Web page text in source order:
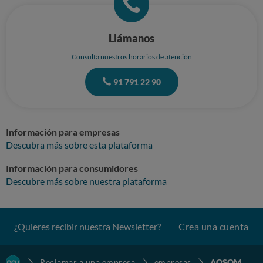
Llámanos
Consulta nuestros horarios de atención
91 791 22 90
Información para empresas
Descubra más sobre esta plataforma
Información para consumidores
Descubre más sobre nuestra plataforma
¿Quieres recibir nuestra Newsletter? Crea una cuenta